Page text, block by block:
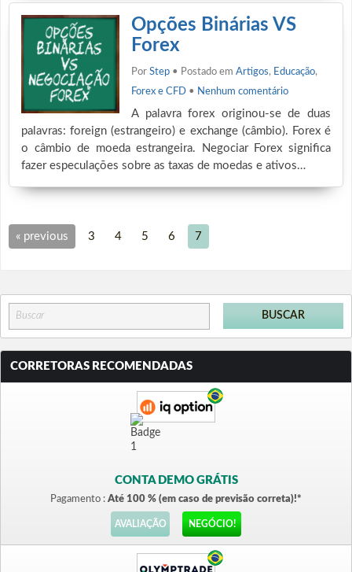
Opções Binárias VS
Forex
Por Step • Postado em Artigos, Educação,
Forex e CFD • Nenhum comentário
A palavra forex originou-se de duas
palavras: foreign (estrangeiro) e exchange (câmbio). Forex é
o câmbio de moeda estrangeira. Negociar Forex significa
fazer especulações sobre as taxas de moedas e ativos…
« previous 3 4 5 6 7
CORRETORAS RECOMENDADAS
CONTA DEMO GRÁTIS
Pagamento : Até 100 % (em caso de previsão correta)!*
AVALIAÇÃO NEGÓCIO!